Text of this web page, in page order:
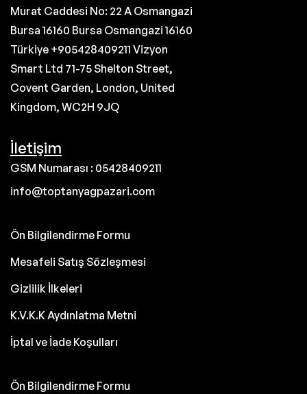
Murat Caddesi No: 22 A Osmangazi
Bursa 16160 Bursa Osmangazi 16160
Türkiye +905428409211 Vizyon
Smart Ltd 71-75 Shelton Street,
Covent Garden, London, United
Kingdom, WC2H 9JQ
İletişim
GSM Numarası : 05428409211
info@toptanyagpazari.com
Ön Bilgilendirme Formu
Mesafeli Satış Sözleşmesi
Gizlilik İlkeleri
K.V.K.K Aydınlatma Metni
İptal ve İade Koşulları
Ön Bilgilendirme Formu